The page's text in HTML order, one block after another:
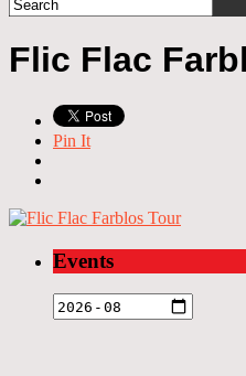
Flic Flac
Pin It
Events